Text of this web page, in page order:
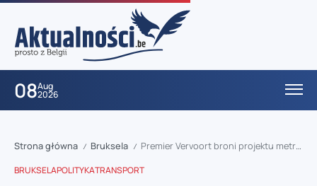
08Aug
2026
Strona główna / Bruksela / Premier Vervoort broni projektu metra 3 i apeluje o większe zaangażowanie rządu federalnego
BRUKSELAPOLITYKATRANSPORT